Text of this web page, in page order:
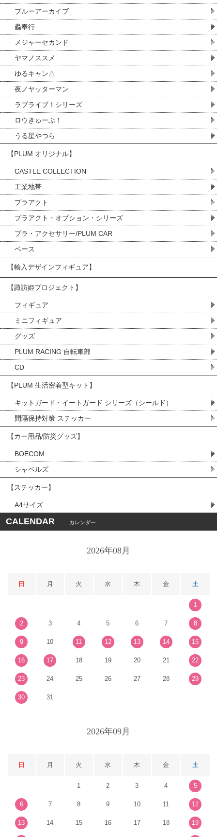
ブルーアーカイブ
蟲奉行
メジャーセカンド
ヤマノススメ
ゆるキャン△
夜ノヤッターマン
ラブライブ！シリーズ
ロウきゅーぶ！
うる星やつら
【PLUM オリジナル】
CASTLE COLLECTION
工業地帯
プラアクト
プラアクト・オプション・シリーズ
プラ・アクセサリー/PLUM CAR
ベース
【輸入デザインフィギュア】
【諏訪姫プロジェクト】
フィギュア
ミニフィギュア
グッズ
PLUM RACING 自転車部
CD
【PLUM 生活密着型キット】
キットガード・イートガード シリーズ（シールド）
間隔保持対策 ステッカー
【カー用品/防災グッズ】
BOECOM
シャベルズ
【ステッカー】
A4サイズ
CALENDAR カレンダー
2026年08月
日 月 火 水 木 金 土
1
2 3 4 5 6 7 8
9 10 11 12 13 14 15
16 17 18 19 20 21 22
23 24 25 26 27 28 29
30 31
2026年09月
日 月 火 水 木 金 土
1 2 3 4 5
6 7 8 9 10 11 12
13 14 15 16 17 18 19